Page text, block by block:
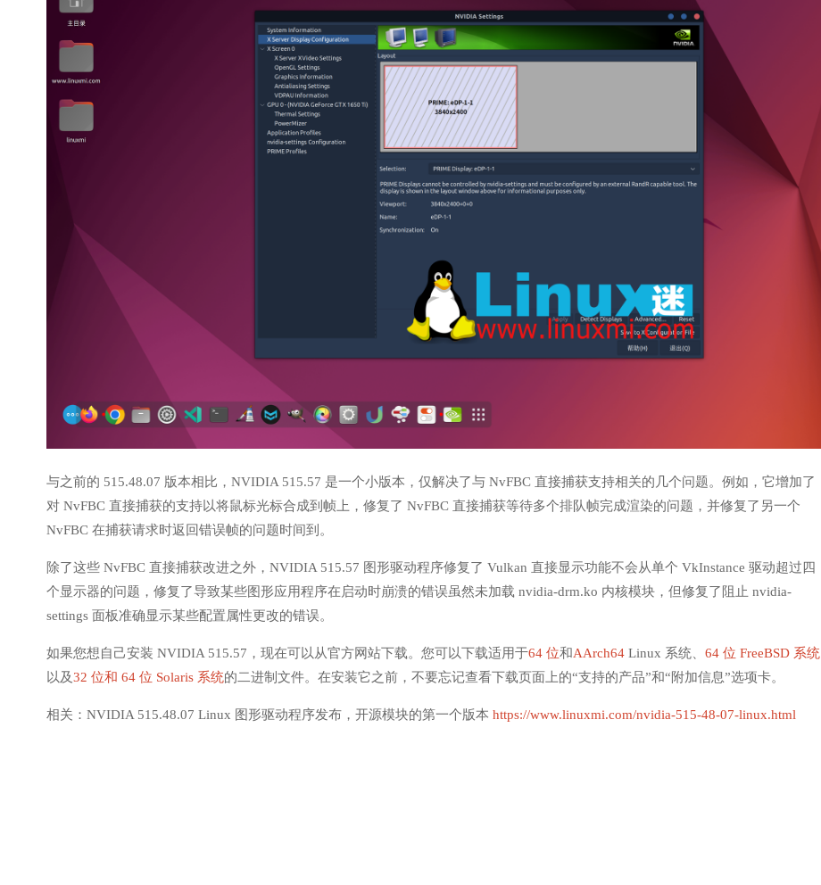
与之前的 515.48.07 版本相比，NVIDIA 515.57 是一个小版本，仅解决了与 NvFBC 直接捕获支持相关的几个问题。例如，它增加了
对 NvFBC 直接捕获的支持以将鼠标光标合成到帧上，修复了 NvFBC 直接捕获等待多个排队帧完成渲染的问题，并修复了另一个
NvFBC 在捕获请求时返回错误帧的问题时间到。
除了这些 NvFBC 直接捕获改进之外，NVIDIA 515.57 图形驱动程序修复了 Vulkan 直接显示功能不会从单个 VkInstance 驱动超过四
个显示器的问题，修复了导致某些图形应用程序在启动时崩溃的错误虽然未加载 nvidia-drm.ko 内核模块，但修复了阻止 nvidia-
settings 面板准确显示某些配置属性更改的错误。
如果您想自己安装 NVIDIA 515.57，现在可以从官方网站下载。您可以下载适用于64 位和AArch64 Linux 系统、 64 位 FreeBSD 系统
以及32 位和 64 位 Solaris 系统的二进制文件。在安装它之前，不要忘记查看下载页面上的“支持的产品”和“附加信息”选项卡。
相关：NVIDIA 515.48.07 Linux 图形驱动程序发布，开源模块的第一个版本 https://www.linuxmi.com/nvidia-515-48-07-linux.html